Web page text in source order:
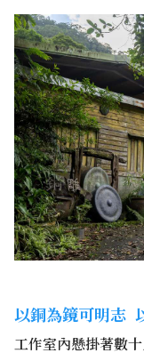
以銅為鏡可明志
工作室內懸掛著數